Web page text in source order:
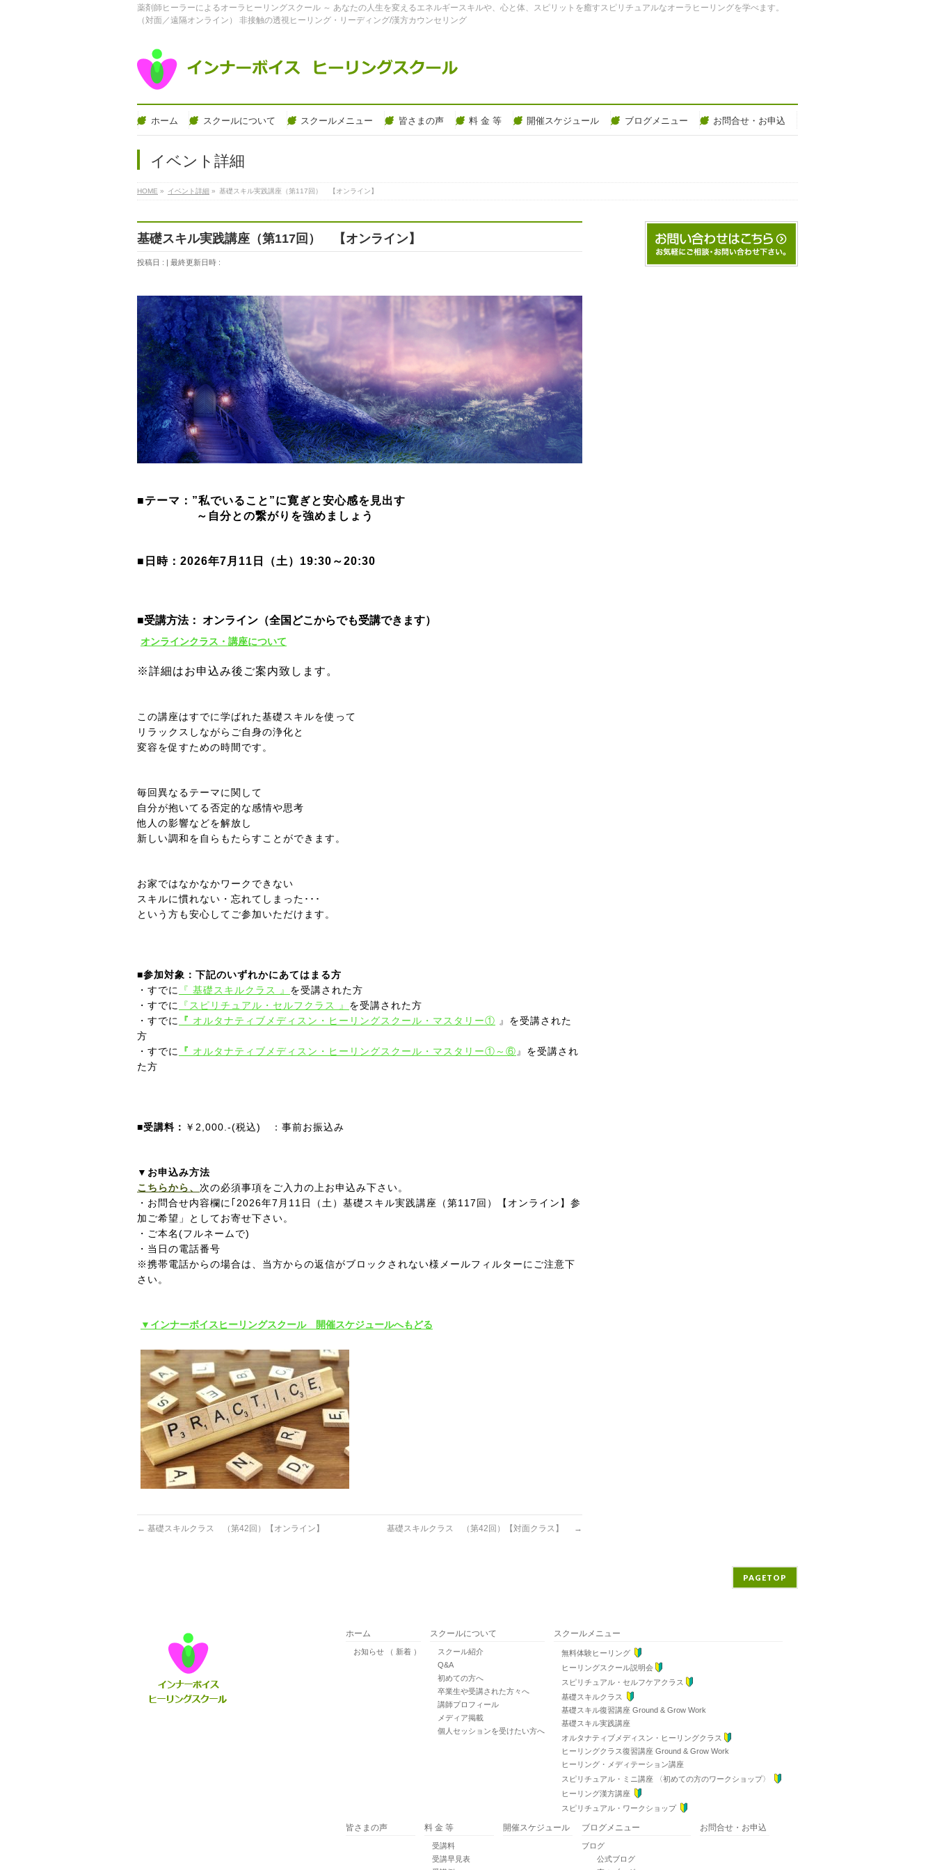
薬剤師ヒーラーによるオーラヒーリングスクール ～ あなたの人生を変えるエネルギースキルや、心と体、スピリットを癒すスピリチュアルなオーラヒーリングを学べます。
（対面／遠隔オンライン） 非接触の透視ヒーリング・リーディング/漢方カウンセリング
ホーム スクールについて スクールメニュー 皆さまの声 料 金 等 開催スケジュール ブログメニュー お問合せ・お申込
イベント詳細
HOME » イベント詳細 » 基礎スキル実践講座（第117回） 【オンライン】
基礎スキル実践講座（第117回） 【オンライン】
投稿日 : 最終更新日時 :
■テーマ：”私でいること”に寛ぎと安心感を見出す
～自分との繋がりを強めましょう
■日時：2026年7月11日（土）19:30～20:30
■受講方法： オンライン（全国どこからでも受講できます）
オンラインクラス・講座について
※詳細はお申込み後ご案内致します。
この講座はすでに学ばれた基礎スキルを使って
リラックスしながらご自身の浄化と
変容を促すための時間です。
毎回異なるテーマに関して
自分が抱いてる否定的な感情や思考
他人の影響などを解放し
新しい調和を自らもたらすことができます。
お家ではなかなかワークできない
スキルに慣れない・忘れてしまった･･･
という方も安心してご参加いただけます。
■参加対象：下記のいずれかにあてはまる方
・すでに
『 基礎スキルクラス 』 を受講された方
・すでに
『スピリチュアル・セルフクラス 』 を受講された方
・すでに
『 オルタナティブメディスン・ヒーリングスクール・マスタリー① 』 を受講された
方
・すでに
『 オルタナティブメディスン・ヒーリングスクール・マスタリー① ～⑥ 』 を受講され
た方
■受講料： ￥2,000.-(税込) ： 事前お振込み
▼お申込み方法
こちらから、 次の必須事項をご入力の上お申込み下さい。
・お問合せ内容欄に｢2026年7月11日（土） 基礎スキル実践講座（第117回）【オンライン】 参
加ご希望」としてお寄せ下さい。
・ご本名(フルネームで)
・当日の電話番号
※携帯電話からの場合は、当方からの返信がブロックされない様メールフィルターにご注意下
さい。
▼インナーボイスヒーリングスクール 開催スケジュールへもどる
← 基礎スキルクラス （第42回）【オンライン】 基礎スキルクラス （第42回）【対面クラス】 →
PAGETOP
ホーム
お知らせ （ 新着 ）
スクールについて
スクール紹介
Q&A
初めての方へ
卒業生や受講された方々へ
講師プロフィール
メディア掲載
個人セッションを受けたい方へ
スクールメニュー
無料体験ヒーリング
ヒーリングスクール説明会
スピリチュアル・セルフケアクラス
基礎スキルクラス
基礎スキル復習講座 Ground & Grow Work
基礎スキル実践講座
オルタナティブメディスン・ヒーリングクラス
ヒーリングクラス復習講座 Ground & Grow Work
ヒーリング・メディテーション講座
スピリチュアル・ミニ講座 〈初めての方のワークショップ〉
ヒーリング漢方講座
スピリチュアル・ワークショップ
皆さまの声 料 金 等
受講料
受講早見表
開催スケジュール ブログメニュー
ブログ
公式ブログ
お問合せ・お申込